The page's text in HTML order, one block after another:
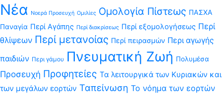
Νέα Νοερά Προσευχή Ομιλίες Ομολογία Πίστεως ΠΑΣΧΑ
Παναγία Περί Αγάπης Περί διακρίσεως Περί εξομολογήσεως Περί
θλίψεων Περί μετανοίας Περί πειρασμών Περι αγωγής
παιδιών Περι γάμου Πνευματική Ζωή Πολυμέσα
Προσευχή Προφητείες Τα λειτουργικά των Κυριακών και
των μεγάλων εορτών Ταπείνωση Το νόημα των εορτών